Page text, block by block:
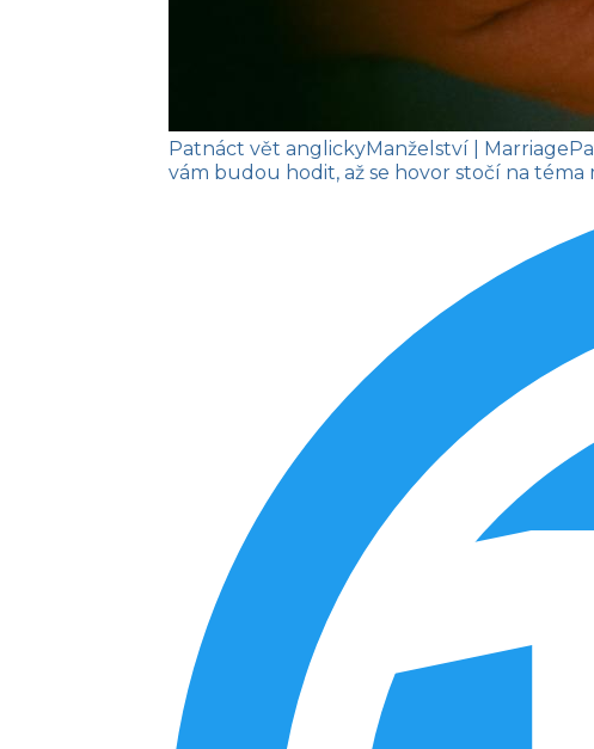
Patnáct vět anglickyManželství | Marriage
vám budou hodit, až se hovor stočí na téma